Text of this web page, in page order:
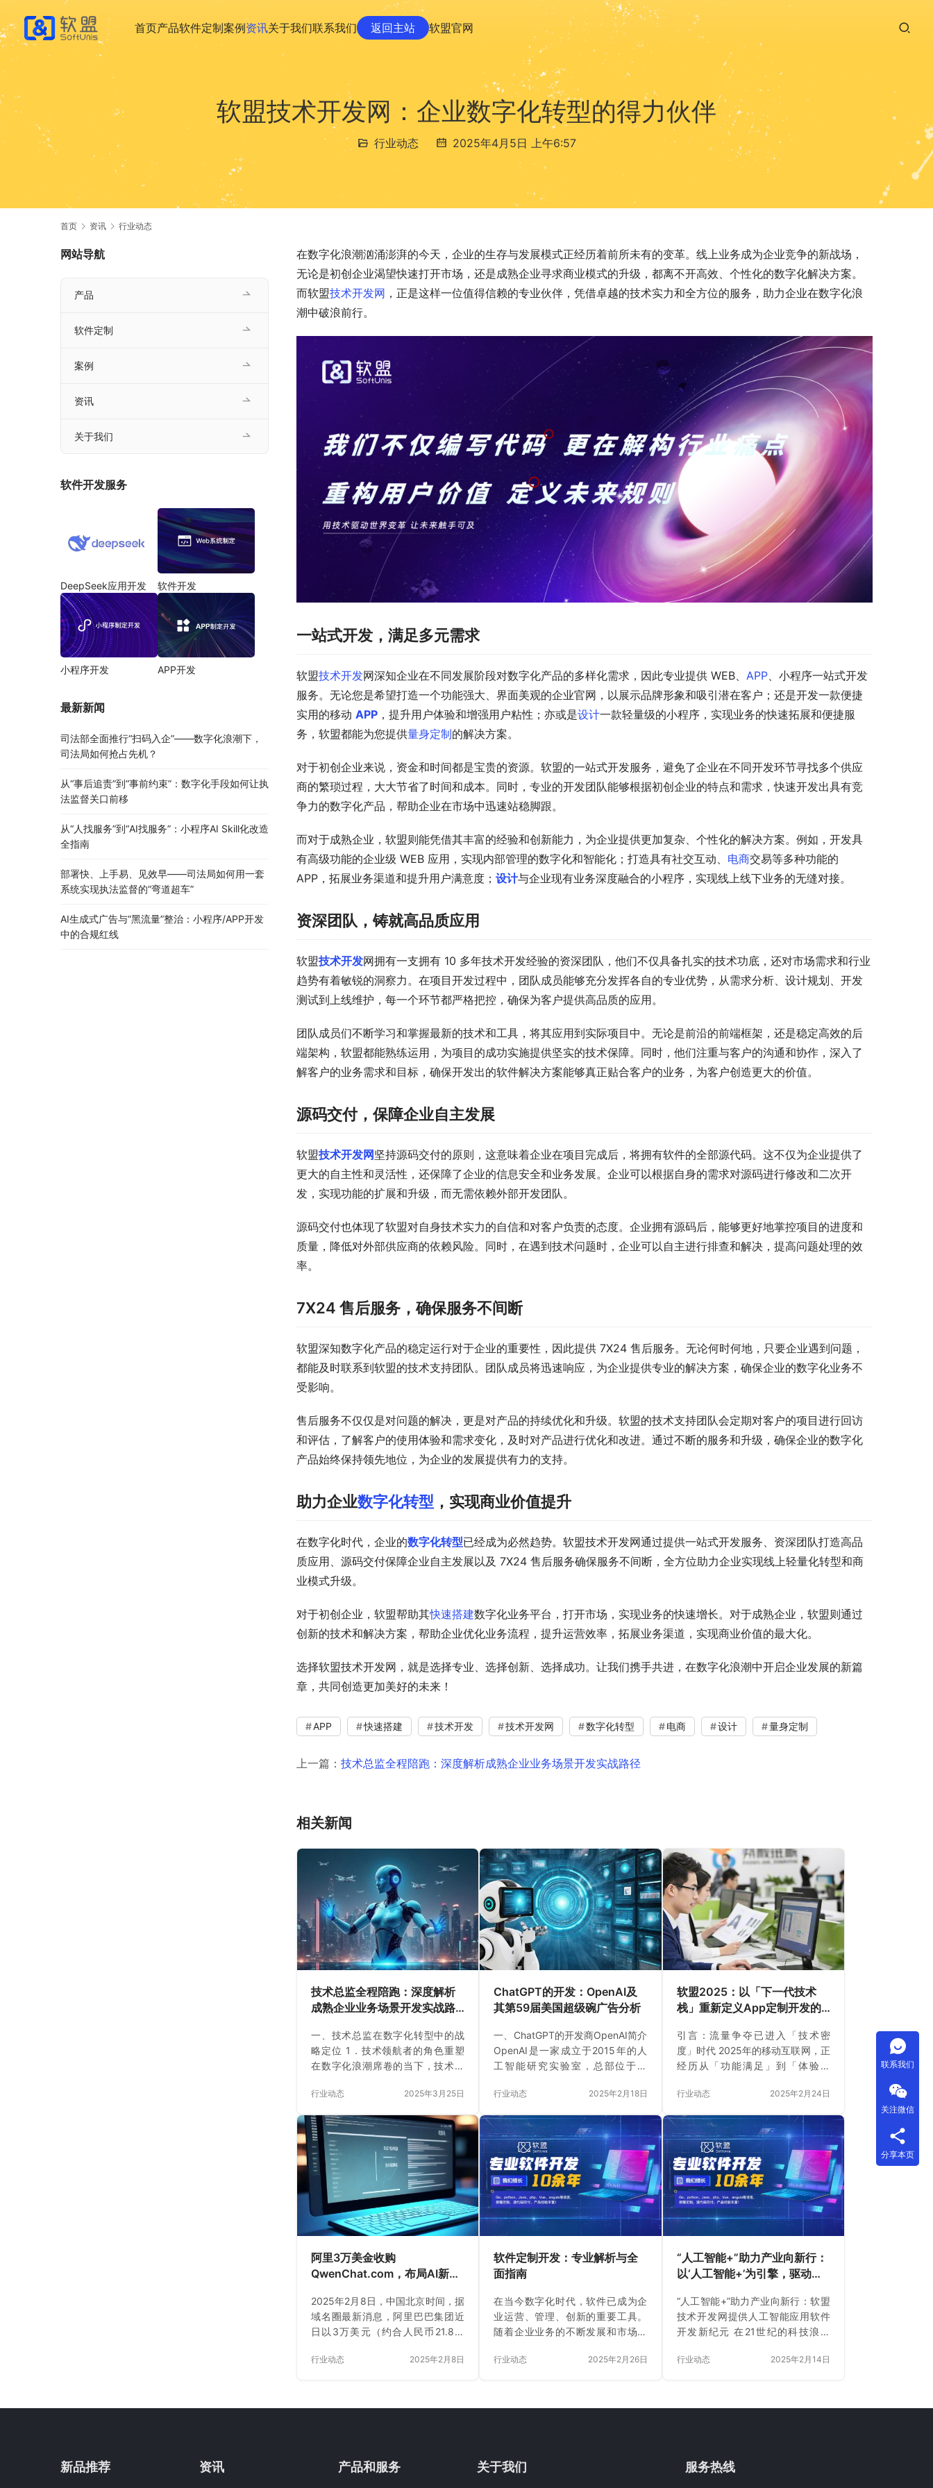
首页产品软件定制案例资讯关于我们联系我们 返回主站 软盟官网
软盟技术开发网：企业数字化转型的得力伙伴
行业动态 2025年4月5日 上午6:57
首页 资讯 行业动态
在数字化浪潮汹涌澎湃的今天，企业的生存与发展模式正经历着前所未有的变革。线上业务成为企业竞争的新战场，
无论是初创企业渴望快速打开市场，还是成熟企业寻求商业模式的升级，都离不开高效、个性化的数字化解决方案。
而软盟技术开发网 ，正是这样一位值得信赖的专业伙伴，凭借卓越的技术实力和全方位的服务，助力企业在数字化浪
潮中破浪前行。
一站式开发，满足多元需求
软盟技术开发网深知企业在不同发展阶段对数字化产品的多样化需求，因此专业提供 WEB、 APP、小程序一站式开发
服务。无论您是希望打造一个功能强大、界面美观的企业官网，以展示品牌形象和吸引潜在客户；还是开发一款便捷
实用的移动 APP ，提升用户体验和增强用户粘性；亦或是设计一款轻量级的小程序，实现业务的快速拓展和便捷服
务，软盟都能为您提供量身定制的解决方案。
对于初创企业来说，资金和时间都是宝贵的资源。软盟的一站式开发服务，避免了企业在不同开发环节寻找多个供应
商的繁琐过程，大大节省了时间和成本。同时，专业的开发团队能够根据初创企业的特点和需求，快速开发出具有竞
争力的数字化产品，帮助企业在市场中迅速站稳脚跟。
而对于成熟企业，软盟则能凭借其丰富的经验和创新能力，为企业提供更加复杂、个性化的解决方案。例如，开发具
有高级功能的企业级 WEB 应用，实现内部管理的数字化和智能化；打造具有社交互动、 电商交易等多种功能的
APP，拓展业务渠道和提升用户满意度； 设计与企业现有业务深度融合的小程序，实现线上线下业务的无缝对接。
资深团队，铸就高品质应用
软盟技术开发网拥有一支拥有 10 多年技术开发经验的资深团队，他们不仅具备扎实的技术功底，还对市场需求和行业
趋势有着敏锐的洞察力。在项目开发过程中，团队成员能够充分发挥各自的专业优势，从需求分析、设计规划、开发
测试到上线维护，每一个环节都严格把控，确保为客户提供高品质的应用。
团队成员们不断学习和掌握最新的技术和工具，将其应用到实际项目中。无论是前沿的前端框架，还是稳定高效的后
端架构，软盟都能熟练运用，为项目的成功实施提供坚实的技术保障。同时，他们注重与客户的沟通和协作，深入了
解客户的业务需求和目标，确保开发出的软件解决方案能够真正贴合客户的业务，为客户创造更大的价值。
源码交付，保障企业自主发展
软盟技术开发网坚持源码交付的原则，这意味着企业在项目完成后，将拥有软件的全部源代码。这不仅为企业提供了
更大的自主性和灵活性，还保障了企业的信息安全和业务发展。企业可以根据自身的需求对源码进行修改和二次开
发，实现功能的扩展和升级，而无需依赖外部开发团队。
源码交付也体现了软盟对自身技术实力的自信和对客户负责的态度。企业拥有源码后，能够更好地掌控项目的进度和
质量，降低对外部供应商的依赖风险。同时，在遇到技术问题时，企业可以自主进行排查和解决，提高问题处理的效
率。
7X24 售后服务，确保服务不间断
软盟深知数字化产品的稳定运行对于企业的重要性，因此提供 7X24 售后服务。无论何时何地，只要企业遇到问题，
都能及时联系到软盟的技术支持团队。团队成员将迅速响应，为企业提供专业的解决方案，确保企业的数字化业务不
受影响。
售后服务不仅仅是对问题的解决，更是对产品的持续优化和升级。软盟的技术支持团队会定期对客户的项目进行回访
和评估，了解客户的使用体验和需求变化，及时对产品进行优化和改进。通过不断的服务和升级，确保企业的数字化
产品始终保持领先地位，为企业的发展提供有力的支持。
助力企业数字化转型 ，实现商业价值提升
在数字化时代，企业的数字化转型已经成为必然趋势。软盟技术开发网通过提供一站式开发服务、资深团队打造高品
质应用、源码交付保障企业自主发展以及 7X24 售后服务确保服务不间断，全方位助力企业实现线上轻量化转型和商
业模式升级。
对于初创企业，软盟帮助其快速搭建数字化业务平台，打开市场，实现业务的快速增长。对于成熟企业，软盟则通过
创新的技术和解决方案，帮助企业优化业务流程，提升运营效率，拓展业务渠道，实现商业价值的最大化。
选择软盟技术开发网，就是选择专业、选择创新、选择成功。让我们携手共进，在数字化浪潮中开启企业发展的新篇
章，共同创造更加美好的未来！
APP 快速搭建 技术开发 技术开发网 数字化转型 电商 设计 量身定制
上一篇： 技术总监全程陪跑：深度解析成熟企业业务场景开发实战路径
相关新闻
技术总监全程陪跑：深度解析
成熟企业业务场景开发实战路
一、技术总监在数字化转型中的战
略定位 1．技术领航者的角色重塑
在数字化浪潮席卷的当下，技术总
策者的深刻转变。以往，技术总监
项目按计划推进和技术难题的解
决。然而，随着行业竞争加剧和企
业管理需求的变化，这种单一的角
色定位已难以适应发展。 如今，技
术总监需要站在战略高度，结合行
业趋势为企业制定技术发展方向。
以互联网行业为例，随着大数据、
人工智能等技术的兴起，技术总监
要敏锐捕捉这些趋势，引导企业将
新技术融入业务，从而提升竞争
力。在企业组织架构…
行业动态 2025年3月25日
ChatGPT的开发：OpenAI及
其第59届美国超级碗广告分析
一、ChatGPT的开发商OpenAI简介
OpenAI是一家成立于2015年的人
工智能研究实验室，总部位于美
的人工智能技术，其名称中的
识的承诺。OpenAI的明星产品包括
ChatGPT、CodeX（使用机器学习
生成代码）和DALL-E（基于文本创
作图像）等。 创始人：包括萨姆·阿
尔特曼（Sam Altman）、伊隆·马
斯克（Elon Musk）、雷德·霍夫曼
（Reid Hoffman）和伊尔亚·苏茨克
维（Ilya Sutskev…
行业动态 2025年2月18日
软盟2025：以「下一代技术
栈」重新定义App定制开发的
引言：流量争夺已进入「技术密
度」时代 2025年的移动互联网，正
经历从「功能满足」到「体验颠
买单，而是追求实时交互、场景融
验。传统APP开发模式遭遇三大挑
战： 流量成本飙升：获客成本较
2020年增长300%，用户3秒流失率
超70%； 技术代差鸿沟：AI原生、
边缘计算、Web3等技术重塑交互逻
辑，旧架构难承新需求； 生态孤岛
困局：跨平台、跨设备、跨虚实场
景的数据割裂，制约商业想象力。
推出**「2025全栈式A…
行业动态 2025年2月24日
阿里3万美金收购
QwenChat.com，布局AI新生
2025年2月8日，中国北京时间，据
域名圈最新消息，阿里巴巴集团近
日以3万美元（约合人民币21.8万
QwenChat.com。这一收购行为迅
一步布局AI新生态的重要一步。 据
短的时间内实现了高达3000倍的收
行业动态 2025年2月8日
软件定制开发：专业解析与全
面指南
在当今数字化时代，软件已成为企
业运营、管理、创新的重要工具。
随着企业业务的不断发展和市场需
满足企业的个性化需求。因此，软
途径。本文将深入解析软件定制开
定制开发是指根据客户的特定需
行业动态 2025年2月26日
“人工智能+”助力产业向新行：
以‘人工智能+’为引擎，驱动产
“人工智能+”助力产业向新行：软盟
技术开发网提供人工智能应用软件
开发新纪元 在21世纪的科技浪潮
阻挡的力量，正以前所未有的速度
控，人工智能已经渗透到我们生活
借其深厚的技术底蕴和前瞻性的市
行业动态 2025年2月14日
网站导航
产品
软件定制
案例
资讯
关于我们
软件开发服务
DeepSeek应用开发 软件开发
小程序开发 APP开发
最新新闻
司法部全面推行“扫码入企”——数字化浪潮下，
司法局如何抢占先机？
从“事后追责”到“事前约束”：数字化手段如何让执
法监督关口前移
从“人找服务”到“AI找服务”：小程序AI Skill化改造
全指南
部署快、上手易、见效早——司法局如何用一套
系统实现执法监督的“弯道超车”
AI生成式广告与“黑流量”整治：小程序/APP开发
中的合规红线
新品推荐 资讯 产品和服务 关于我们 服务热线
联系我们
关注微信
分享本页